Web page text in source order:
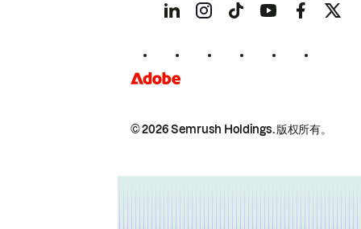
© 2026 Semrush Holdings.版权所有。